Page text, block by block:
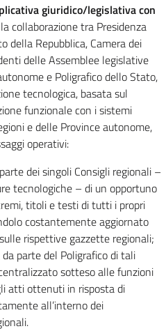
giuridico/legislativa con
collaborazione tra Presidenza
della Repubblica, Camera dei
delle Assemblee legislative
e Poligrafico dello Stato,
tecnologica, basata sul
funzionale con i sistemi
e delle Province autonome,
operativi:
dei singoli Consigli regionali –
tecnologiche – di un opportuno
titoli e testi di tutti i propri
costantemente aggiornato
rispettive gazzette regionali;
parte del Poligrafico di tali
sotteso alle funzioni
atti ottenuti in risposta di
all’interno dei